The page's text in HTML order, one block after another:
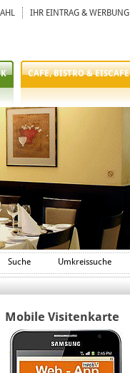
Suche Umkreissuche
IHR EINTRAG & WERBUNG
CAFE, BISTRO & EISCAFE
Mobile Visitenkarte